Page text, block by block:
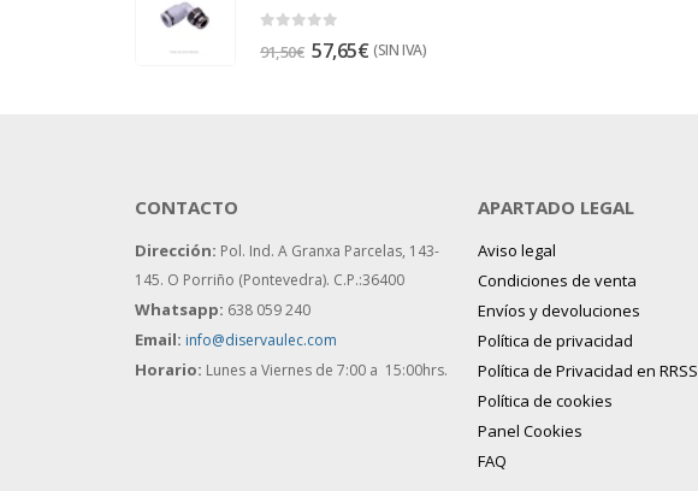
91,50€ 57,65€ (SIN IVA)
CONTACTO
Dirección: Pol. Ind. A Granxa Parcelas, 143-
145. O Porriño (Pontevedra). C.P.:36400
Whatsapp: 638 059 240
Email: info@diservaulec.com
Horario: Lunes a Viernes de 7:00 a 15:00hrs.
APARTADO LEGAL
Aviso legal
Condiciones de venta
Envíos y devoluciones
Política de privacidad
Política de Privacidad en RRSS
Política de cookies
Panel Cookies
FAQ